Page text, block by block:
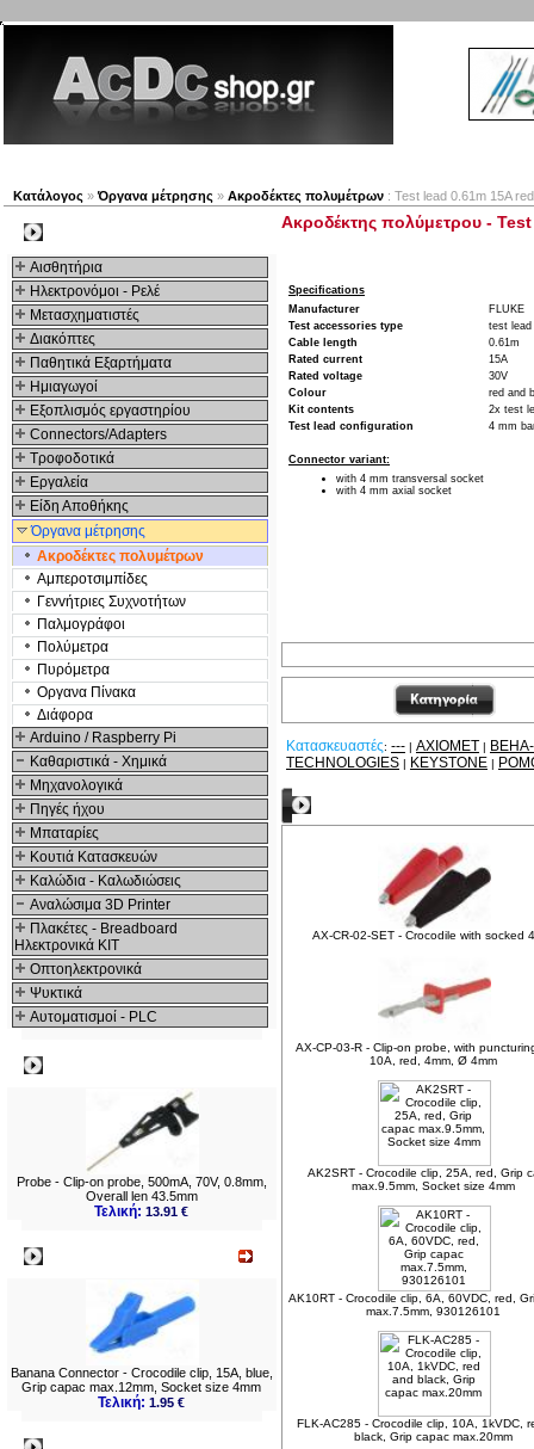
Κατάλογος »Όργανα μέτρησης » Ακροδέκτες πολυμέτρων : Test lead 0.61m 15A
Αισθητήρια
Ηλεκτρονόμοι - Ρελέ
Μετασχηματιστές
Διακόπτες
Παθητικά Εξαρτήματα
Hμιαγωγοί
Εξοπλισμός εργαστηρίου
Connectors/Adapters
Τροφοδοτικά
Εργαλεία
Είδη Αποθήκης
Όργανα μέτρησης
Ακροδέκτες πολυμέτρων
Αμπεροτσιμπίδες
Γενvήτριες Συχνοτήτων
Παλμογράφοι
Πολύμετρα
Πυρόμετρα
Οργανα Πίνακα
Διάφορα
Arduino / Raspberry Pi
Καθαριστικά - Χημικά
Μηχανολογικά
Πηγές ήχου
Μπαταρίες
Κουτιά Κατασκευών
Καλώδια - Καλωδιώσεις
Αναλώσιμα 3D Printer
Πλακέτες - Breadboard
Ηλεκτρονικά ΚΙΤ
Οπτοηλεκτρονικά
Ψυκτικά
Αυτοματισμοί - PLC
Probe - Clip-on probe, 500mA, 70V, 0.8mm,
Overall len 43.5mm
Τελική:13.91 €
Banana Connector - Crocodile clip, 15A, blue,
Grip capac max.12mm, Socket size 4mm
Τελική:1.95 €
Ακροδέκτης πολύμετρου -
Specifications
Manufacturer
FLUKE
Test accessories type
test lead
Cable length
0.61m
Rated current
15A
Rated voltage
30V
Colour
red and
Kit contents
2x test
Test lead configuration
4 mm
Connector variant:
with 4 mm transversal socket
with 4 mm axial socket
Κατασκευαστές: --- | AXIOMET |
TECHNOLOGIES | KEYSTONE |
AX-CR-02-SET - Crocodile with socked
AX-CP-03-R - Clip-on probe, with
10A, red, 4mm, Ø 4mm
AK2SRT - Crocodile clip, 25A, red, Grip
max.9.5mm, Socket size 4mm
AK10RT - Crocodile clip, 6A, 60VDC, red,
max.7.5mm, 930126101
FLK-AC285 - Crocodile clip, 10A, 1kVDC,
black, Grip capac max.20mm